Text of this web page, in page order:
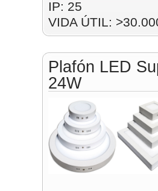
IP: 25
VIDA ÚTIL:
Plafón LED
24W